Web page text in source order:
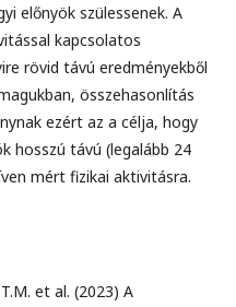
előnyök szülessenek. A
kapcsolatos
rövid távú eredményekből
összehasonlítás
ezért az a célja, hogy
hosszú távú (legalább 24
mért fizikai aktivitásra.
et al. (2023) A